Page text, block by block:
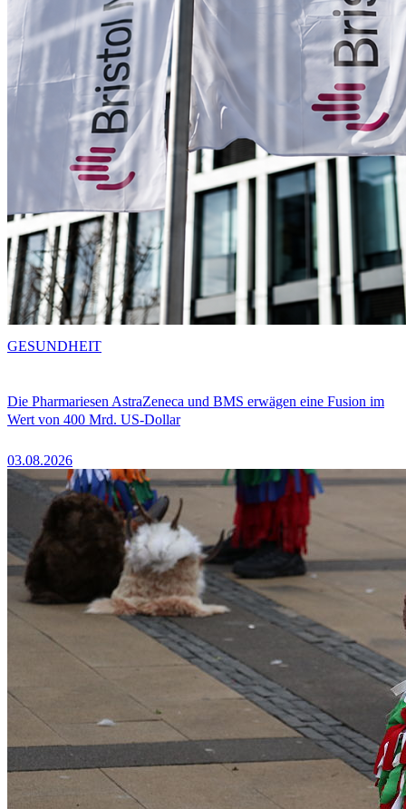
Die Pharmariesen AstraZeneca und BMS erwägen eine Fusion im
Wert von 400 Mrd. US-Dollar
03.08.2026
GESUNDHEIT